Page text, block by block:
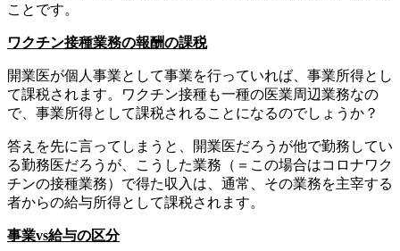
ことです。
ワクチン接種業務の報酬の課税
開業医が個人事業として事業を行っていれば、事業所得とし
て課税されます。ワクチン接種も一種の医業周辺業務なの
で、事業所得として課税されることになるのでしょうか？
答えを先に言ってしまうと、開業医だろうが他で勤務してい
る勤務医だろうが、こうした業務（＝この場合はコロナワク
チンの接種業務）で得た収入は、通常、その業務を主宰する
者からの給与所得として課税されます。
事業vs給与の区分